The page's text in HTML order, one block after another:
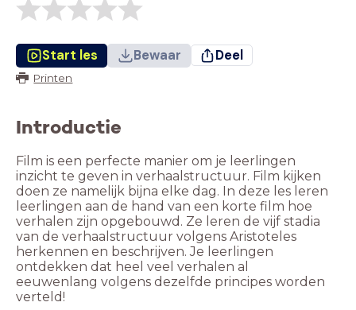
Start les Bewaar Deel
Printen
Introductie
Film is een perfecte manier om je leerlingen
inzicht te geven in verhaalstructuur. Film kijken
doen ze namelijk bijna elke dag. In deze les leren
leerlingen aan de hand van een korte film hoe
verhalen zijn opgebouwd. Ze leren de vijf stadia
van de verhaalstructuur volgens Aristoteles
herkennen en beschrijven. Je leerlingen
ontdekken dat heel veel verhalen al
eeuwenlang volgens dezelfde principes worden
verteld!